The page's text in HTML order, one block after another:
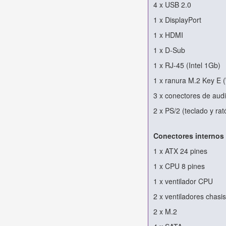
4 x USB 2.0
1 x DisplayPort
1 x HDMI
1 x D-Sub
1 x RJ-45 (Intel 1Gb)
1 x ranura M.2 Key E
3 x conectores de
2 x PS/2 (teclado y
Conectores internos
1 x ATX 24 pines
1 x CPU 8 pines
1 x ventilador CPU
2 x ventiladores chasis
2 x M.2